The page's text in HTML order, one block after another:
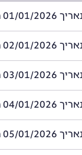
0.3449
0.3449
0.3421
0.3421
0.3421